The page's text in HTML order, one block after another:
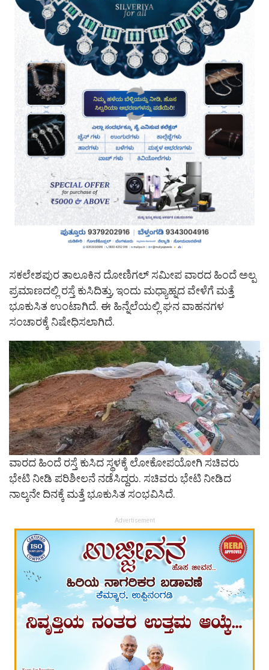
ಸಕಲೇಶಪುರ ತಾಲೂಕಿನ ದೋಣಿಗಲ್ ಸಮೀಪ ವಾರದ ಹಿಂದೆ ಅಲ್ಪ
ಪ್ರಮಾಣದಲ್ಲಿ ರಸ್ತೆ ಕುಸಿದಿತ್ತು, ಇಂದು ಮಧ್ಯಾಹ್ನದ ವೇಳೆಗೆ ಮತ್ತೆ
ಭೂಕುಸಿತ ಉಂಟಾಗಿದೆ. ಈ ಹಿನ್ನೆಲೆಯಲ್ಲಿ ಘನ ವಾಹನಗಳ
ಸಂಚಾರಕ್ಕೆ ನಿಷೇಧಿಸಲಾಗಿದೆ.
ವಾರದ ಹಿಂದೆ ರಸ್ತೆ ಕುಸಿದ ಸ್ಥಳಕ್ಕೆ ಲೋಕೋಪಯೋಗಿ ಸಚಿವರು
ಭೇಟಿ ನೀಡಿ ಪರಿಶೀಲನೆ ನಡೆಸಿದ್ದರು. ಸಚಿವರು ಭೇಟಿ ನೀಡಿದ
ನಾಲ್ಕನೇ ದಿನಕ್ಕೆ ಮತ್ತೆ ಭೂಕುಸಿತ ಸಂಭವಿಸಿದೆ.
Advertisement